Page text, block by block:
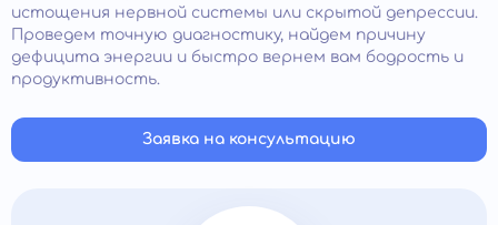
истощения нервной системы или скрытой депрессии.
Проведем точную диагностику, найдем причину
дефицита энергии и быстро вернем вам бодрость и
продуктивность.
Заявка на консультацию